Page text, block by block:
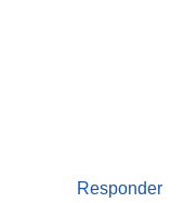
Responder